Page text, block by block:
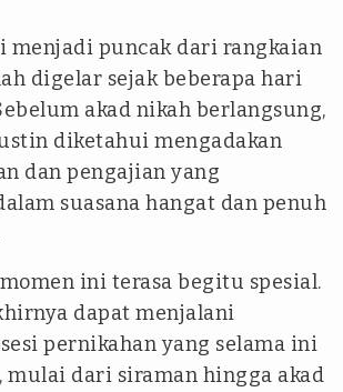
menjadi puncak dari rangkaian
digelar sejak beberapa hari
akad nikah berlangsung,
diketahui mengadakan
dan pengajian yang
suasana hangat dan penuh
ini terasa begitu spesial.
dapat menjalani
pernikahan yang selama ini
mulai dari siraman hingga akad